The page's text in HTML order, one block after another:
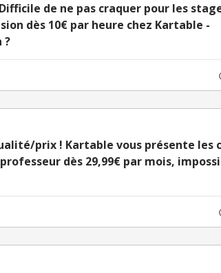
! Difficile de ne pas craquer pour les
dès 10€ par heure chez Kartable -
?
prix ! Kartable vous présente les
dès 29,99€ par mois,